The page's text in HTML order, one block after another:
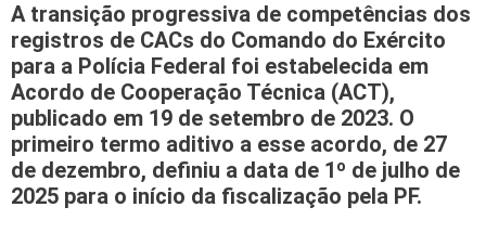
A transição progressiva de competências dos
registros de CACs do Comando do Exército
para a Polícia Federal foi estabelecida em
Acordo de Cooperação Técnica (ACT),
publicado em 19 de setembro de 2023. O
primeiro termo aditivo a esse acordo, de 27
de dezembro, definiu a data de 1º de julho de
2025 para o início da fiscalização pela PF.